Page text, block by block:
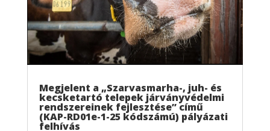
Megjelent a „Szarvasmarha-, juh- és
kecsketartó telepek járványvédelmi
rendszereinek fejlesztése” című
(KAP-RD01e-1-25 kódszámú) pályázati
felhívás